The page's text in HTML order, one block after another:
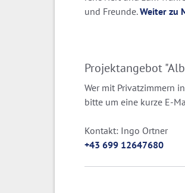
und Freunde.Weiter zu
Projektangebot
Wer mit Privatzimmern
bitte um eine kurze E-
Kontakt: Ingo Ortner
+43 699 12647680